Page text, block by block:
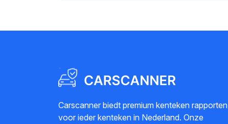
Carscanner biedt premium kenteken rapporten
voor ieder kenteken in Nederland. Onze